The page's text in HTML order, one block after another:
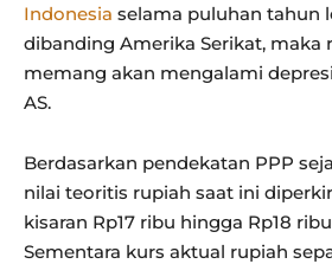
Indonesia selama puluhan tahun
dibanding Amerika Serikat, maka
memang akan mengalami
AS.
Berdasarkan pendekatan PPP
nilai teoritis rupiah saat ini
kisaran Rp17 ribu hingga Rp18
Sementara kurs aktual rupiah